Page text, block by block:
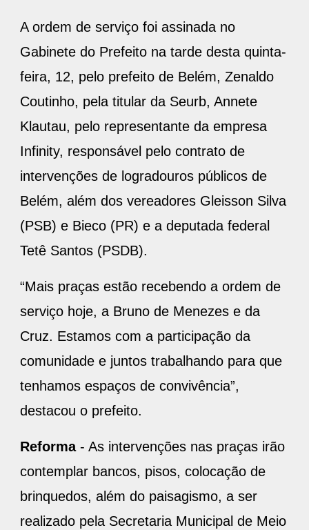
A ordem de serviço foi assinada no
Gabinete do Prefeito na tarde desta quinta-
feira, 12, pelo prefeito de Belém, Zenaldo
Coutinho, pela titular da Seurb, Annete
Klautau, pelo representante da empresa
Infinity, responsável pelo contrato de
intervenções de logradouros públicos de
Belém, além dos vereadores Gleisson Silva
(PSB) e Bieco (PR) e a deputada federal
Tetê Santos (PSDB).
“Mais praças estão recebendo a ordem de
serviço hoje, a Bruno de Menezes e da
Cruz. Estamos com a participação da
comunidade e juntos trabalhando para que
tenhamos espaços de convivência”,
destacou o prefeito.
Reforma- As intervenções nas praças irão
contemplar bancos, pisos, colocação de
brinquedos, além do paisagismo, a ser
realizado pela Secretaria Municipal de Meio